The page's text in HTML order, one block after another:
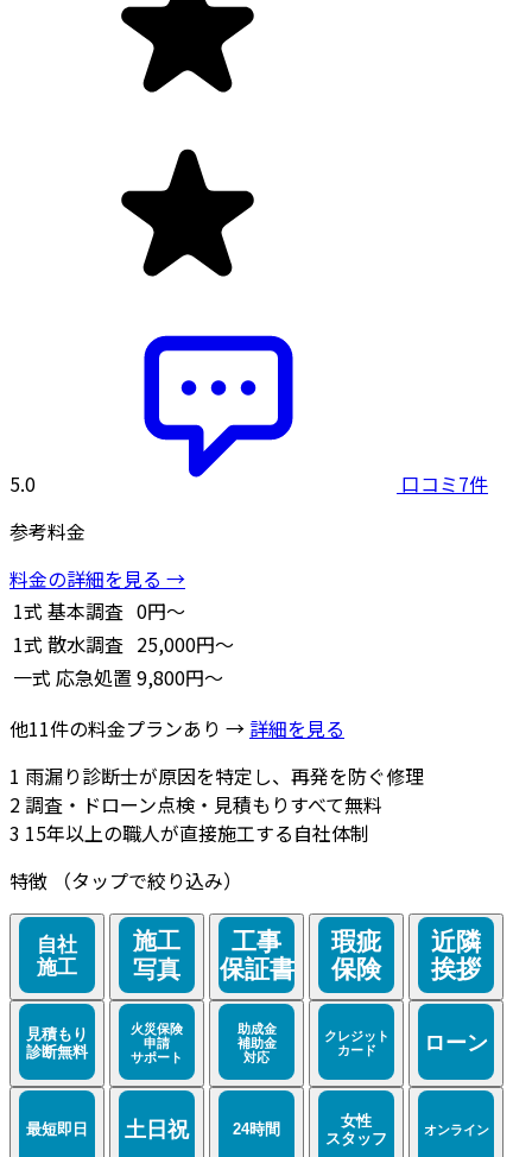
5.0
口コミ7件
参考料金
料金の詳細を見る →
1式 基本調査 0円～
1式 散水調査 25,000円～
一式 応急処置 9,800円～
他11件の料金プランあり → 詳細を見る
1 雨漏り診断士が原因を特定し、再発を防ぐ修理
2調査・ドローン点検・見積もりすべて無料
3 15年以上の職人が直接施工する自社体制
特徴
（タップで絞り込み）